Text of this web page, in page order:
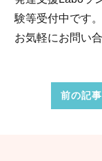
験等受付中です。
お気軽にお問い
前の記